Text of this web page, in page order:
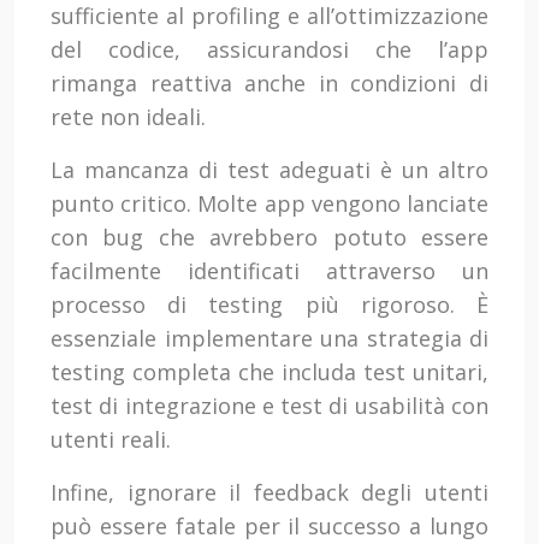
sufficiente al profiling e all’ottimizzazione
del codice, assicurandosi che l’app
rimanga reattiva anche in condizioni di
rete non ideali.
La mancanza di test adeguati è un altro
punto critico. Molte app vengono lanciate
con bug che avrebbero potuto essere
facilmente identificati attraverso un
processo di testing più rigoroso. È
essenziale implementare una strategia di
testing completa che includa test unitari,
test di integrazione e test di usabilità con
utenti reali.
Infine, ignorare il feedback degli utenti
può essere fatale per il successo a lungo